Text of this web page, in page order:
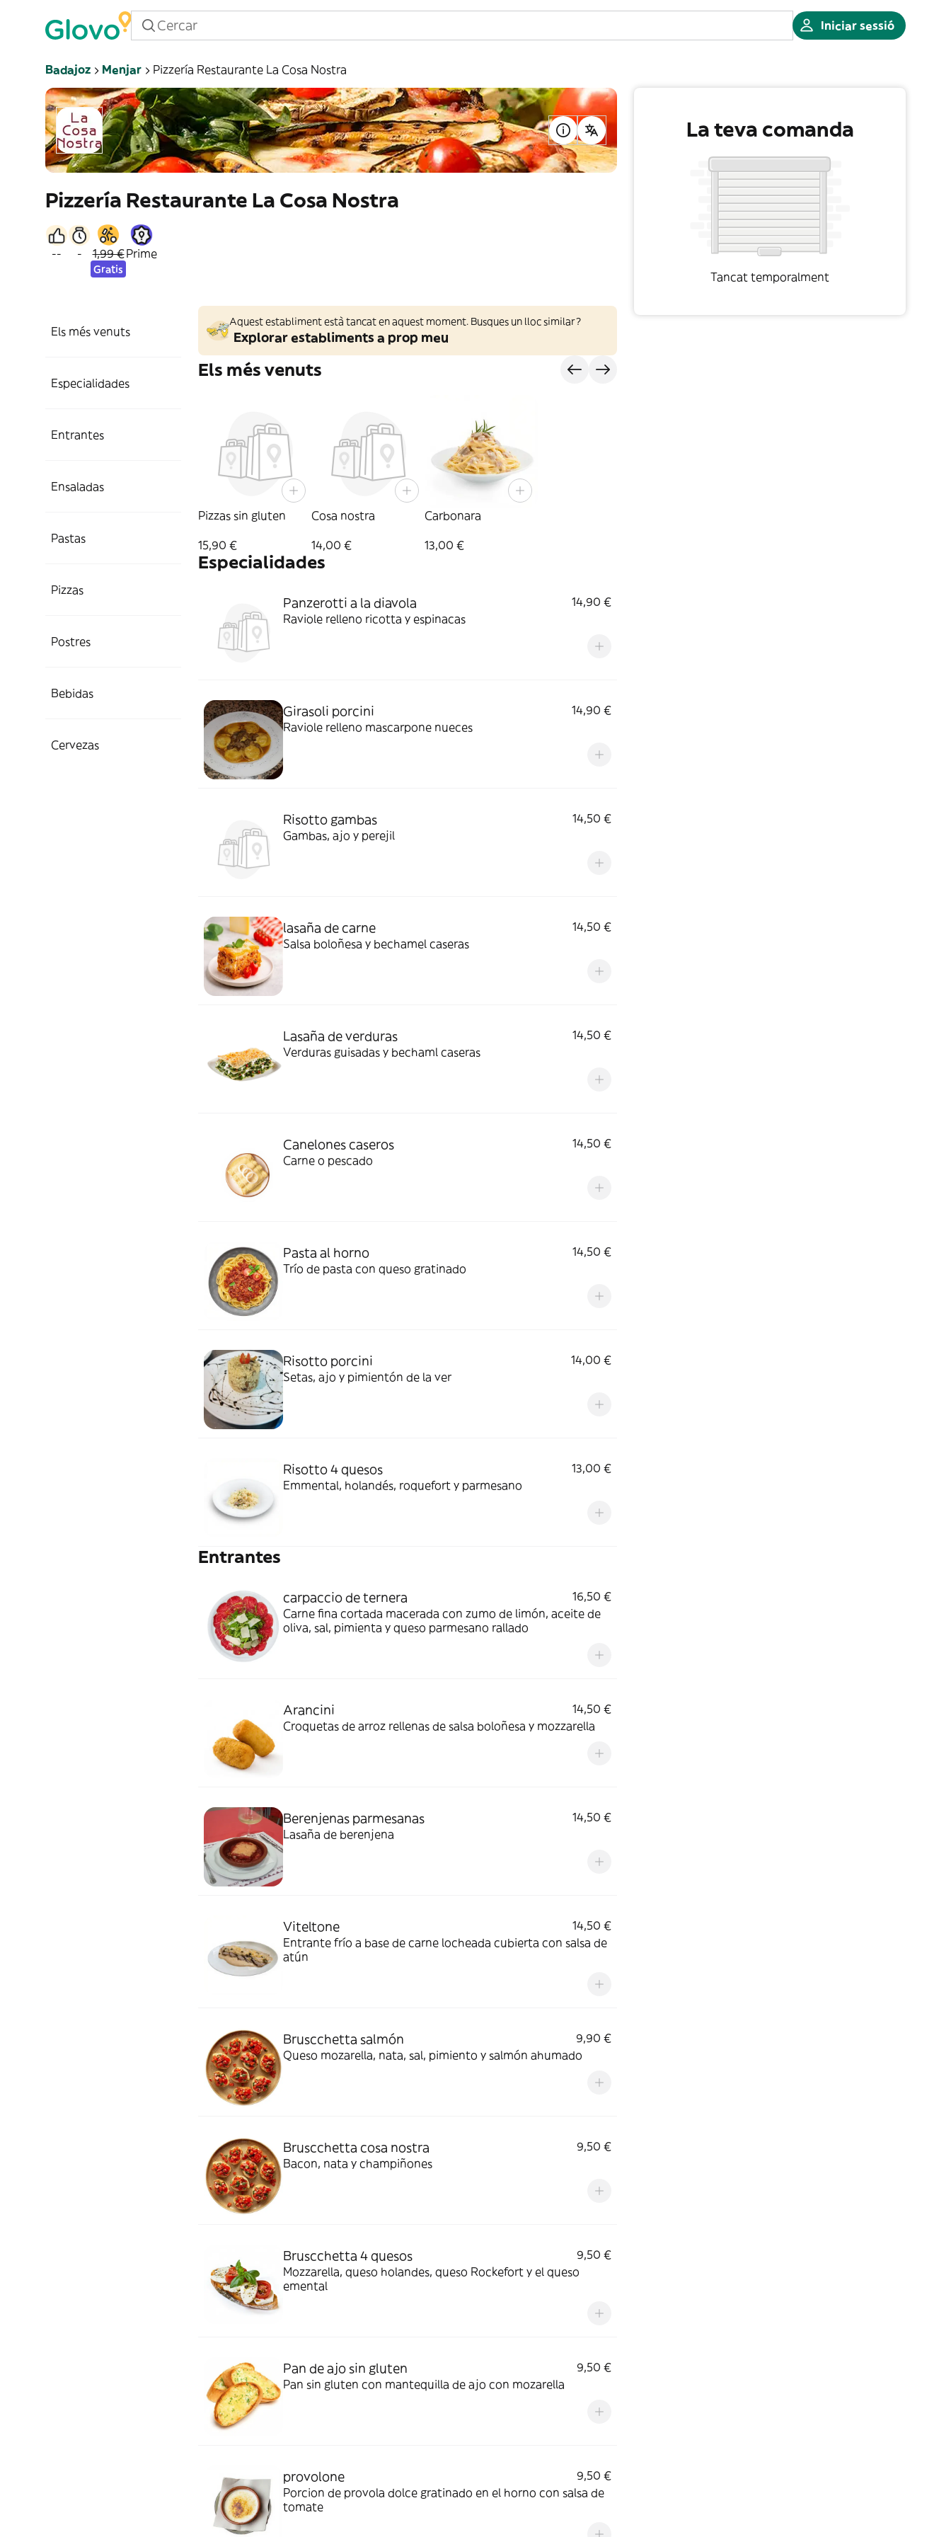
Iniciar sessió
Badajoz Menjar Pizzería Restaurante La Cosa Nostra
Pizzería Restaurante La Cosa Nostra
-- - 1,99 €
Gratis
Prime
Els més venuts
Especialidades
Entrantes
Ensaladas
Pastas
Pizzas
Postres
Bebidas
Cervezas
Aquest establiment està tancat en aquest moment. Busques un lloc similar?
Explorar establiments a prop meu
Els més venuts
Pizzas sin gluten
15,90 €
Cosa nostra
14,00 €
Carbonara
13,00 €
Especialidades
Panzerotti a la diavola
14,90 €
Raviole relleno ricotta y espinacas
Girasoli porcini
14,90 €
Raviole relleno mascarpone nueces
Risotto gambas
14,50 €
Gambas, ajo y perejil
lasaña de carne
14,50 €
Salsa boloñesa y bechamel caseras
Lasaña de verduras
14,50 €
Verduras guisadas y bechaml caseras
Canelones caseros
14,50 €
Carne o pescado
Pasta al horno
14,50 €
Trío de pasta con queso gratinado
Risotto porcini
14,00 €
Setas, ajo y pimientón de la ver
Risotto 4 quesos
13,00 €
Emmental, holandés, roquefort y parmesano
Entrantes
carpaccio de ternera
16,50 €
Carne fina cortada macerada con zumo de limón, aceite de
oliva, sal, pimienta y queso parmesano rallado
Arancini
14,50 €
Croquetas de arroz rellenas de salsa boloñesa y mozzarella
Berenjenas parmesanas
14,50 €
Lasaña de berenjena
Viteltone
14,50 €
Entrante frío a base de carne locheada cubierta con salsa de
atún
Bruscchetta salmón
9,90 €
Queso mozarella, nata, sal, pimiento y salmón ahumado
Bruscchetta cosa nostra
9,50 €
Bacon, nata y champiñones
Bruscchetta 4 quesos
9,50 €
Mozzarella, queso holandes, queso Rockefort y el queso
emental
Pan de ajo sin gluten
9,50 €
Pan sin gluten con mantequilla de ajo con mozarella
provolone
9,50 €
Porcion de provola dolce gratinado en el horno con salsa de
tomate
La teva comanda
Tancat temporalment